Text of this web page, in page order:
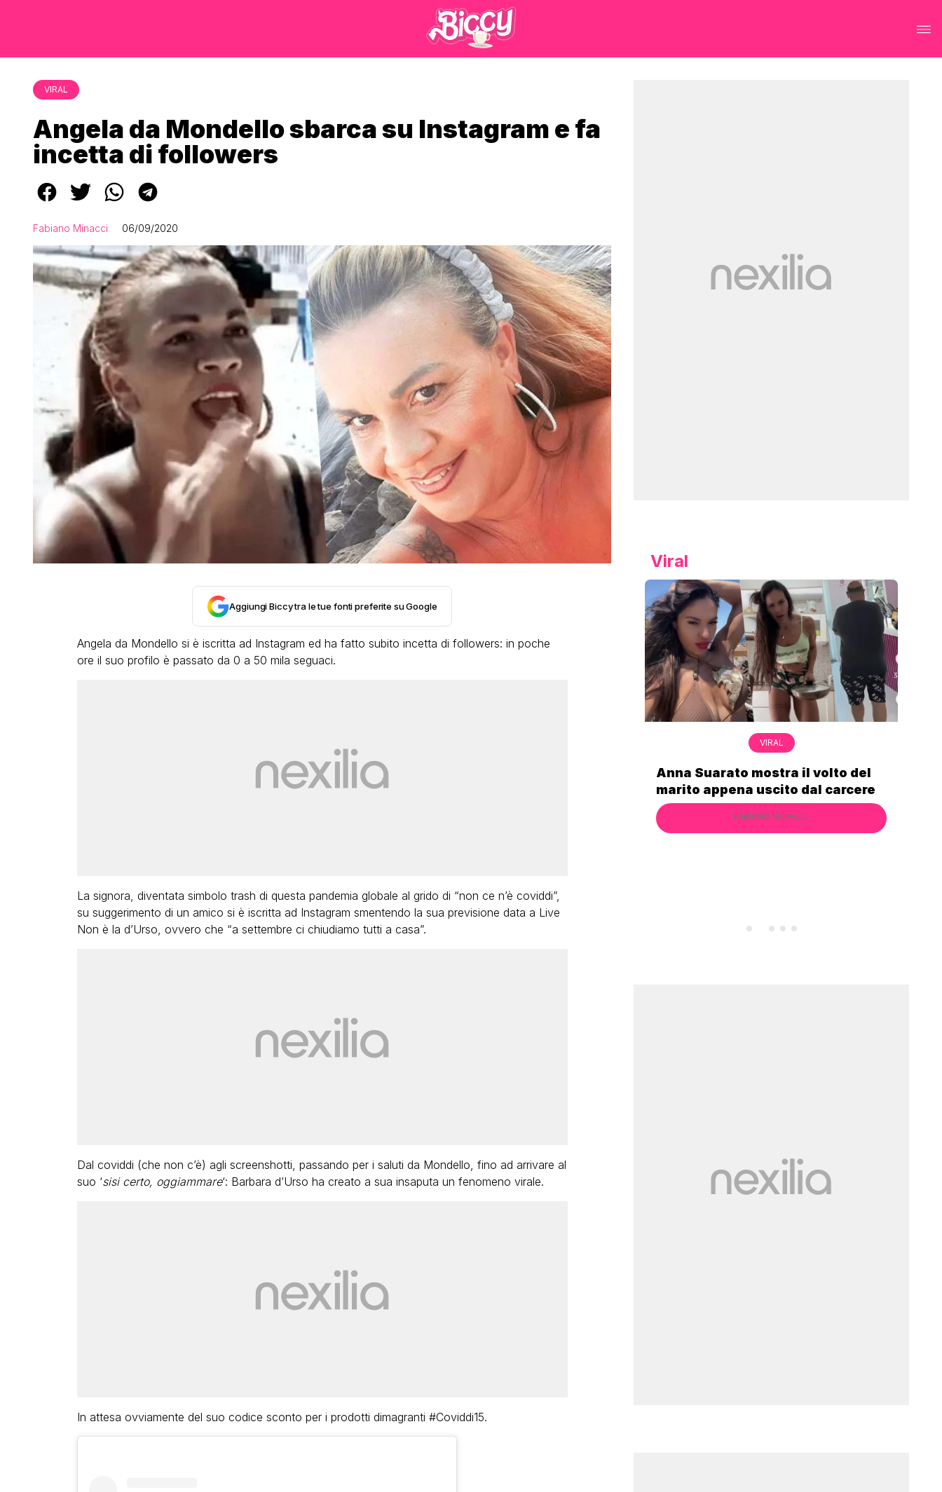
VIRAL
Angela da Mondello sbarca su Instagram e fa
incetta di followers
Fabiano Minacci 06/09/2020
Aggiungi Biccy tra le tue fonti preferite su Google
Angela da Mondello si è iscritta ad Instagram ed ha fatto subito incetta di followers: in poche
ore il suo profilo è passato da 0 a 50 mila seguaci.
La signora, diventata simbolo trash di questa pandemia globale al grido di “non ce n’è coviddi”,
su suggerimento di un amico si è iscritta ad Instagram smentendo la sua previsione data a Live
Non è la d’Urso, ovvero che “a settembre ci chiudiamo tutti a casa”.
Dal coviddi (che non c’è) agli screenshotti, passando per i saluti da Mondello, fino ad arrivare al
suo ‘sisi certo, oggiammare‘: Barbara d’Urso ha creato a sua insaputa un fenomeno virale.
In attesa ovviamente del suo codice sconto per i prodotti dimagranti #Coviddi15.
Viral
VIRAL
Anna Suarato mostra il volto del
marito appena uscito dal carcere
FABIANO MINACCI